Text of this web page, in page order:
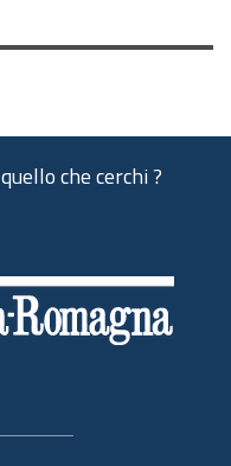
che cerchi ?